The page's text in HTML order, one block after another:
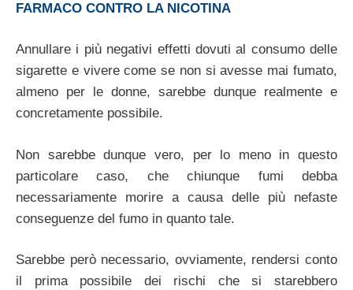
FARMACO CONTRO LA NICOTINA
Annullare i più negativi effetti dovuti al consumo delle
sigarette e vivere come se non si avesse mai fumato,
almeno per le donne, sarebbe dunque realmente e
concretamente possibile.
Non sarebbe dunque vero, per lo meno in questo
particolare caso, che chiunque fumi debba
necessariamente morire a causa delle più nefaste
conseguenze del fumo in quanto tale.
Sarebbe però necessario, ovviamente, rendersi conto
il prima possibile dei rischi che si starebbero